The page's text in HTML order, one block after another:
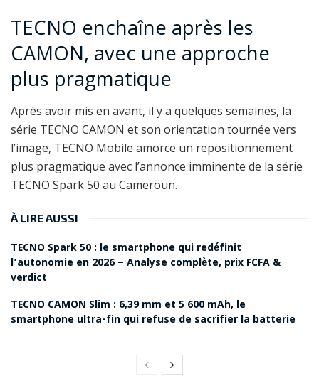
TECNO enchaîne après les
CAMON, avec une approche
plus pragmatique
Après avoir mis en avant, il y a quelques semaines, la
série TECNO CAMON et son orientation tournée vers
l’image, TECNO Mobile amorce un repositionnement
plus pragmatique avec l’annonce imminente de la série
TECNO Spark 50 au Cameroun.
À LIRE AUSSI
TECNO Spark 50 : le smartphone qui redéfinit
l’autonomie en 2026 – Analyse complète, prix FCFA &
verdict
TECNO CAMON Slim : 6,39 mm et 5 600 mAh, le
smartphone ultra-fin qui refuse de sacrifier la batterie